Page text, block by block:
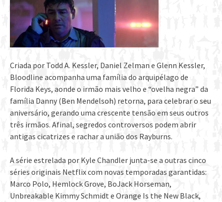
Criada por Todd A. Kessler, Daniel Zelman e Glenn Kessler,
Bloodline acompanha uma família do arquipélago de
Florida Keys, aonde o irmão mais velho e “ovelha negra” da
família Danny (Ben Mendelsoh) retorna, para celebrar o seu
aniversário, gerando uma crescente tensão em seus outros
três irmãos. Afinal, segredos controversos podem abrir
antigas cicatrizes e rachar a união dos Rayburns.
A série estrelada por Kyle Chandler junta-se a outras cinco
séries originais Netflix com novas temporadas garantidas:
Marco Polo, Hemlock Grove, BoJack Horseman,
Unbreakable Kimmy Schmidt e Orange Is the New Black,